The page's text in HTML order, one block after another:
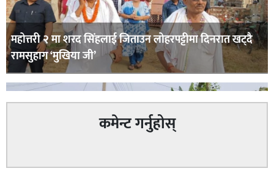
महोत्तरी २ मा शरद सिंहलाई जिताउन लोहरपट्टीमा दिनरात खट्दै
रामसुहाग ‘मुखिया जी’
कमेन्ट गर्नुहोस्